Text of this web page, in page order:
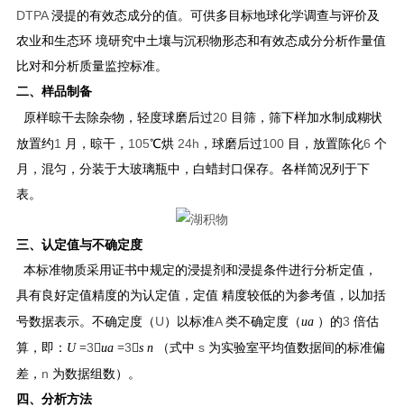
DTPA 浸提的有效态成分的值。可供多目标地球化学调查与评价及
农业和生态环 境研究中土壤与沉积物形态和有效态成分分析作量值
比对和分析质量监控标准。
二、样品制备
原样晾干去除杂物，轻度球磨后过20 目筛，筛下样加水制成糊状
放置约1 月，晾干， 105℃烘 24h ，球磨后过100 目，放置陈化6 个
月，混匀，分装于大玻璃瓶中，白蜡封口保存。各样简况列于下
表。
三、认定值与不确定度
本标准物质采用证书中规定的浸提剂和浸提条件进行分析定值，
具有良好定值精度的为认定值，定值 精度较低的为参考值，以加括
号数据表示。不确定度（ U ）以标准A 类不确定度（ua ）的3 倍估
算，即： U =3ua =3s n （式中 s 为实验室平均值数据间的标准偏
差， n 为数据组数）。
四、分析方法